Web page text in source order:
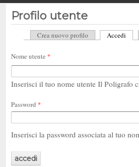
Profilo utente
Schede primarie
Crea nuovo profilo Accedi
Nome utente *
Inserisci il tuo nome utente Il Poligrafo
Password *
Inserisci la password associata al tuo